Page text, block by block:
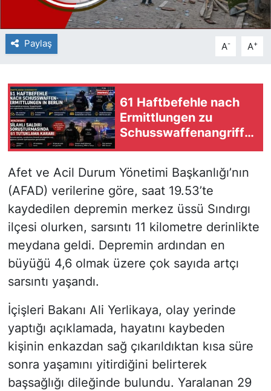
Paylaş A- A+
61 Haftbefehle nach
Ermittlungen zu
Schusswaffenangriffe
n in Berlin
Afet ve Acil Durum Yönetimi Başkanlığı’nın
(AFAD) verilerine göre, saat 19.53’te
kaydedilen depremin merkez üssü Sındırgı
ilçesi olurken, sarsıntı 11 kilometre derinlikte
meydana geldi. Depremin ardından en
büyüğü 4,6 olmak üzere çok sayıda artçı
sarsıntı yaşandı.
İçişleri Bakanı Ali Yerlikaya, olay yerinde
yaptığı açıklamada, hayatını kaybeden
kişinin enkazdan sağ çıkarıldıktan kısa süre
sonra yaşamını yitirdiğini belirterek
başsağlığı dileğinde bulundu. Yaralanan 29